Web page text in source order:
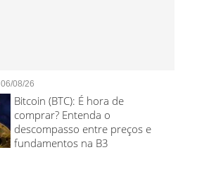
06/08/26
Bitcoin (BTC): É hora de
comprar? Entenda o
descompasso entre preços e
fundamentos na B3